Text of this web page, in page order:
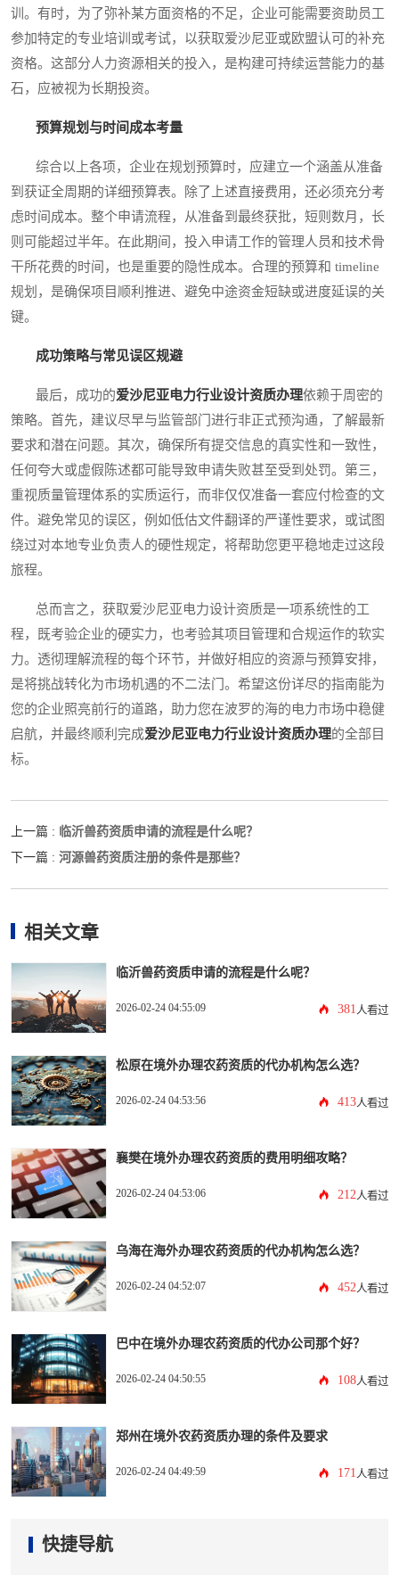
训。有时，为了弥补某方面资格的不足，企业可能需要资助员工
参加特定的专业培训或考试，以获取爱沙尼亚或欧盟认可的补充
资格。这部分人力资源相关的投入，是构建可持续运营能力的基
石，应被视为长期投资。
预算规划与时间成本考量
综合以上各项，企业在规划预算时，应建立一个涵盖从准备
到获证全周期的详细预算表。除了上述直接费用，还必须充分考
虑时间成本。整个申请流程，从准备到最终获批，短则数月，长
则可能超过半年。在此期间，投入申请工作的管理人员和技术骨
干所花费的时间，也是重要的隐性成本。合理的预算和 timeline
规划，是确保项目顺利推进、避免中途资金短缺或进度延误的关
键。
成功策略与常见误区规避
最后，成功的爱沙尼亚电力行业设计资质办理依赖于周密的
策略。首先，建议尽早与监管部门进行非正式预沟通，了解最新
要求和潜在问题。其次，确保所有提交信息的真实性和一致性，
任何夸大或虚假陈述都可能导致申请失败甚至受到处罚。第三，
重视质量管理体系的实质运行，而非仅仅准备一套应付检查的文
件。避免常见的误区，例如低估文件翻译的严谨性要求，或试图
绕过对本地专业负责人的硬性规定，将帮助您更平稳地走过这段
旅程。
总而言之，获取爱沙尼亚电力设计资质是一项系统性的工
程，既考验企业的硬实力，也考验其项目管理和合规运作的软实
力。透彻理解流程的每个环节，并做好相应的资源与预算安排，
是将挑战转化为市场机遇的不二法门。希望这份详尽的指南能为
您的企业照亮前行的道路，助力您在波罗的海的电力市场中稳健
启航，并最终顺利完成爱沙尼亚电力行业设计资质办理的全部目
标。
上一篇 : 临沂兽药资质申请的流程是什么呢？
下一篇 : 河源兽药资质注册的条件是那些？
相关文章
临沂兽药资质申请的流程是什么呢？
2026-02-24 04:55:09 381 人看过
松原在境外办理农药资质的代办机构怎么选？
2026-02-24 04:53:56 413人看过
襄樊在境外办理农药资质的费用明细攻略？
2026-02-24 04:53:06 212 人看过
乌海在海外办理农药资质的代办机构怎么选？
2026-02-24 04:52:07 452 人看过
巴中在境外办理农药资质的代办公司那个好？
2026-02-24 04:50:55 108人看过
郑州在境外农药资质办理的条件及要求
2026-02-24 04:49:59 171 人看过
快捷导航